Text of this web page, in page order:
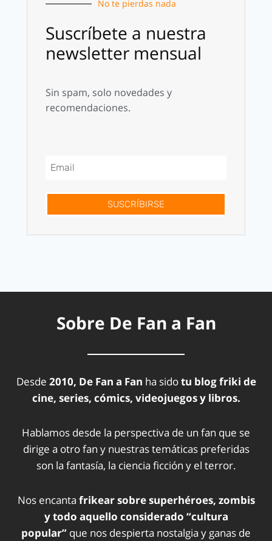
No te pierdas nada
Suscríbete a nuestra
newsletter mensual
Sin spam, solo novedades y
recomendaciones.
SUSCRÍBIRSE
Sobre De Fan a Fan
Desde 2010, De Fan a Fan ha sidotu blog friki de
cine, series, cómics, videojuegos y libros.
Hablamos desde la perspectiva de un fan que se
dirige a otro fan y nuestras temáticas preferidas
son la fantasía, la ciencia ficción y el terror.
Nos encanta frikear sobre superhéroes, zombis
y todo aquello considerado “cultura
popular” que nos despierta nostalgia y ganas de